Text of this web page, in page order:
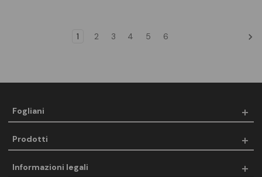
1 2 3 4 5 6
Fogliani
Prodotti
Informazioni legali